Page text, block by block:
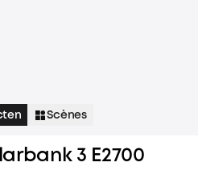
Scènes
3 E2700